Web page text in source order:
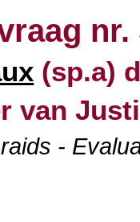
nr.
(sp.a)
van
-